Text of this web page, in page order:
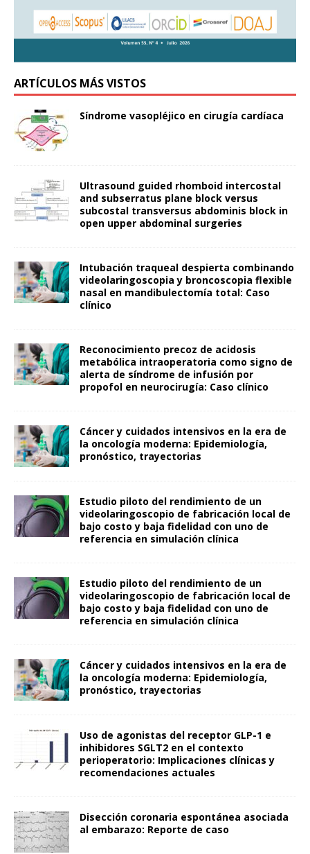
ARTÍCULOS MÁS VISTOS
Síndrome vasopléjico en cirugía cardíaca
Ultrasound guided rhomboid intercostal
and subserratus plane block versus
subcostal transversus abdominis block in
open upper abdominal surgeries
Intubación traqueal despierta combinando
videolaringoscopia y broncoscopia flexible
nasal en mandibulectomía total: Caso
clínico
Reconocimiento precoz de acidosis
metabólica intraoperatoria como signo de
alerta de síndrome de infusión por
propofol en neurocirugía: Caso clínico
Cáncer y cuidados intensivos en la era de
la oncología moderna: Epidemiología,
pronóstico, trayectorias
Estudio piloto del rendimiento de un
videolaringoscopio de fabricación local de
bajo costo y baja fidelidad con uno de
referencia en simulación clínica
Estudio piloto del rendimiento de un
videolaringoscopio de fabricación local de
bajo costo y baja fidelidad con uno de
referencia en simulación clínica
Cáncer y cuidados intensivos en la era de
la oncología moderna: Epidemiología,
pronóstico, trayectorias
Uso de agonistas del receptor GLP-1 e
inhibidores SGLT2 en el contexto
perioperatorio: Implicaciones clínicas y
recomendaciones actuales
Disección coronaria espontánea asociada
al embarazo: Reporte de caso